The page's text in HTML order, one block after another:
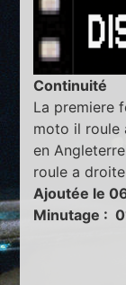
Continuité
La premiere
moto il roule
en
roule a droite
Ajoutée le
Minutage :